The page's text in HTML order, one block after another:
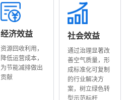
经济效益
资源回收利用，
降低运营成本，
为节能减排做出
贡献
社会效益
通过治理显著改
善空气质量，形
成标准化可复制
的行业解决方
案，树立绿色转
型示范标杆